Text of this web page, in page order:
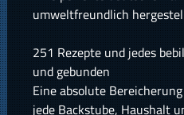
umweltfreundlich
251 Rezepte und jedes
und gebunden
Eine absolute
jede Backstube, Haushalt